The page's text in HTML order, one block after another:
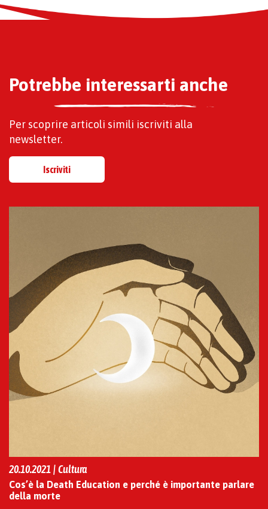
Potrebbe interessarti anche
Per scoprire articoli simili iscriviti alla
newsletter.
Iscriviti
20.10.2021 | Cultura
Cos’è la Death Education e perché è importante parlare
della morte